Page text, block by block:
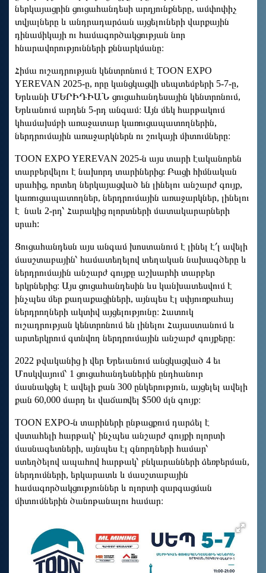
ներկայացրին ցուցահանդեսի արդյունքները, ամփոփիչ
տվյալները և անդրադարձան այցելուների վարքային
դինամիկայի ու համագործակցության նոր
հնարավորությունների քննարկմանը։
Հիմա ուշադրության կենտրոնում է TOON EXPO
YEREVAN 2025-ը, որը կանցկացվի սեպտեմբերի 5-7-ը,
Երևանի ՄԵՐԻԴԻԱՆ ցուցահանդեսային կենտրոնում,
Երևանում արդեն 5-րդ անգամ։ Այն մեկ հարթակում
կհամախմբի առաջատար կառուցապատողներին,
ներդրումային առաջարկներն ու շուկայի միտումները։
TOON EXPO YEREVAN 2025-ն այս տարի էականորեն
տարբերվելու է նախորդ տարիներից: Բացի հիմնական
սրահից, որտեղ ներկայացված են լինելու անշարժ գույք,
կառուցապատողներ, ներդրումային առաջարկներ, լինելու
է նաև 2-րդ՝ Հարակից ոլորտների մատակարարների
սրահ:
Ցուցահանդեսն այս անգամ խոստանում է լինել է՛լ ավելի
մասշտաբային՝ համատեղելով տեղական նախագծերը և
ներդրումային անշարժ գույքը աշխարհի տարբեր
երկրներից։ Այս ցուցահանդեսին ևս կանխատեսվում է
ինչպես մեր քաղաքացիների, այնպես էլ սփյուռքահայ
ներդրողների ակտիվ այցելությունը։ Հատուկ
ուշադրության կենտրոնում են լինելու Հայաստանում և
արտերկրում գտնվող ներդրումային անշարժ գույքերը։
2022 թվականից ի վեր Երեւանում անցկացված 4 եւ
Մոսկվայում՝ 1 ցուցահանդեսներին ընդհանուր
մասնակցել է ավելի քան 300 ընկերություն, այցելել ավելի
քան 60,000 մարդ եւ վաճառվել $500 մլն գույք։
TOON EXPO-ն տարիների ընթացքում դարձել է
վստահելի հարթակ՝ ինչպես անշարժ գույքի ոլորտի
մասնագետների, այնպես էլ գնորդների համար՝
ստեղծելով ապահով հարթակ՝ բնկարանների ձեռբերման,
ներդումների, երկարատև և մասշտաբային
համագործակցություններ և ոլորտի զարգացման
միտումներին ծանոթանալու համար։